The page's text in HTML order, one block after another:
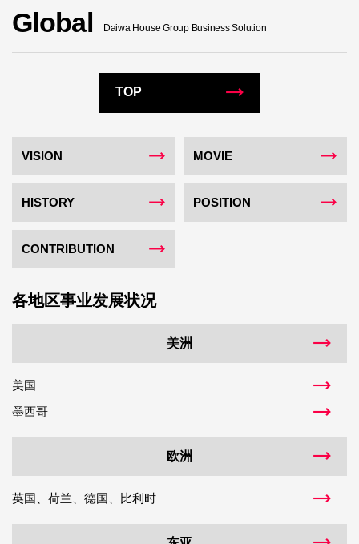
Global Daiwa House Group Business Solution
TOP
VISION MOVIE
HISTORY POSITION
CONTRIBUTION
各地区事业发展状况
美洲
美国
墨西哥
欧洲
英国、荷兰、德国、比利时